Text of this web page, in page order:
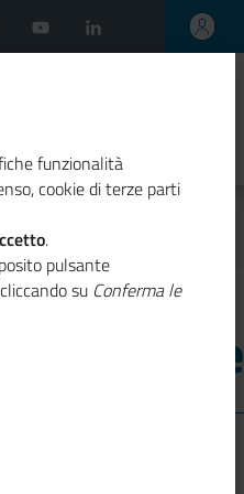
camerale
funzionalità
cookie di terze parti
.
pulsante
su Conferma le